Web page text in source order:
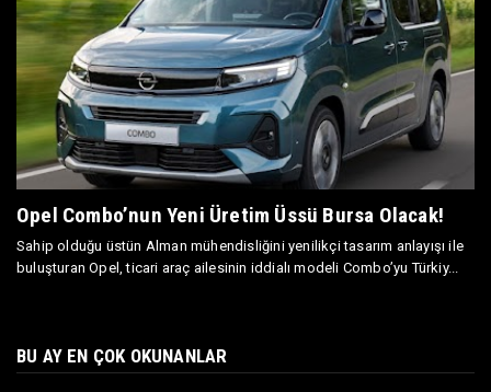
Opel Combo’nun Yeni Üretim Üssü Bursa Olacak!
Sahip olduğu üstün Alman mühendisliğini yenilikçi tasarım anlayışı ile
buluşturan Opel, ticari araç ailesinin iddialı modeli Combo’yu Türkiy...
BU AY EN ÇOK OKUNANLAR